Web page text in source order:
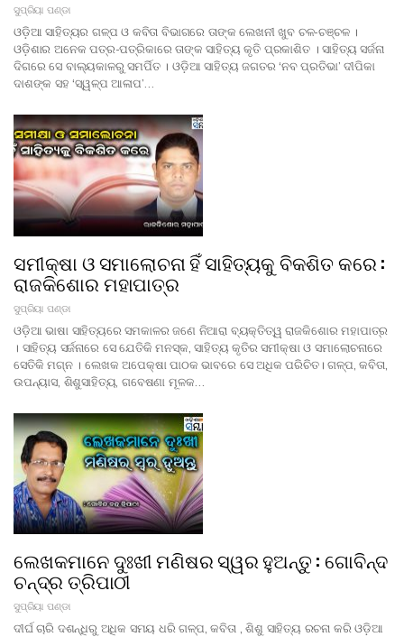
ସୁପ୍ରିୟା ପଣ୍ଡା
ଓଡ଼ିଆ ସାହିତ୍ୟର ଗଳ୍ପ ଓ କବିତା ବିଭାଗରେ ତାଙ୍କ ଲେଖନୀ ଖୁବ ଚଳ-ଚଞ୍ଚଳ ।
ଓଡ଼ିଶାର ଅନେକ ପତ୍ର-ପତ୍ରିକାରେ ତାଙ୍କ ସାହିତ୍ୟ କୃତି ପ୍ରକାଶିତ । ସାହିତ୍ୟ ସର୍ଜନା
ଦିଗରେ ସେ ବାଲ୍ୟକାଳରୁ ସମର୍ପିତ । ଓଡ଼ିଆ ସାହିତ୍ୟ ଜଗତର ‘ନବ ପ୍ରତିଭା’ ଦୀପିକା
ଦାଶଙ୍କ ସହ ‘ସ୍ୱଳ୍ପ ଆଳାପ’…
ସମୀକ୍ଷା ଓ ସମାଲୋଚନା ହିଁ ସାହିତ୍ୟକୁ ବିକଶିତ କରେ :
ରାଜକିଶୋର ମହାପାତ୍ର
ସୁପ୍ରିୟା ପଣ୍ଡା
ଓଡ଼ିଆ ଭାଷା ସାହିତ୍ୟରେ ସମକାଳର ଜଣେ ନିଆରା ବ୍ୟକ୍ତିତ୍ୱ ରାଜକିଶୋର ମହାପାତ୍ର
। ସାହିତ୍ୟ ସର୍ଜନାରେ ସେ ଯେତିକି ମନସ୍କ, ସାହିତ୍ୟ କୃତିର ସମୀକ୍ଷା ଓ ସମାଲୋଚନାରେ
ସେତିକି ମଗ୍ନ । ଲେଖକ ଅପେକ୍ଷା ପାଠକ ଭାବରେ ସେ ଅଧିକ ପରିଚିତ। ଗଳ୍ପ, କବିତା,
ଉପନ୍ୟାସ, ଶିଶୁସାହିତ୍ୟ, ଗବେଷଣା ମୂଳକ…
ଲେଖକମାନେ ଦୁଃଖୀ ମଣିଷର ସ୍ୱର ହୁଅନ୍ତୁ : ଗୋବିନ୍ଦ
ଚନ୍ଦ୍ର ତ୍ରିପାଠୀ
ସୁପ୍ରିୟା ପଣ୍ଡା
ଦୀର୍ଘ ଚାରି ଦଶନ୍ଧିରୁ ଅଧିକ ସମୟ ଧରି ଗଳ୍ପ, କବିତା , ଶିଶୁ ସାହିତ୍ୟ ରଚନା କରି ଓଡ଼ିଆ